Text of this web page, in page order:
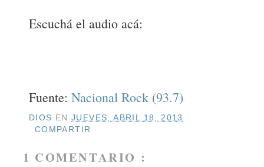
Escuchá el audio acá:
Fuente: Nacional Rock (93.7)
DIOS EN JUEVES, ABRIL 18, 2013
COMPARTIR
1 COMENTARIO :